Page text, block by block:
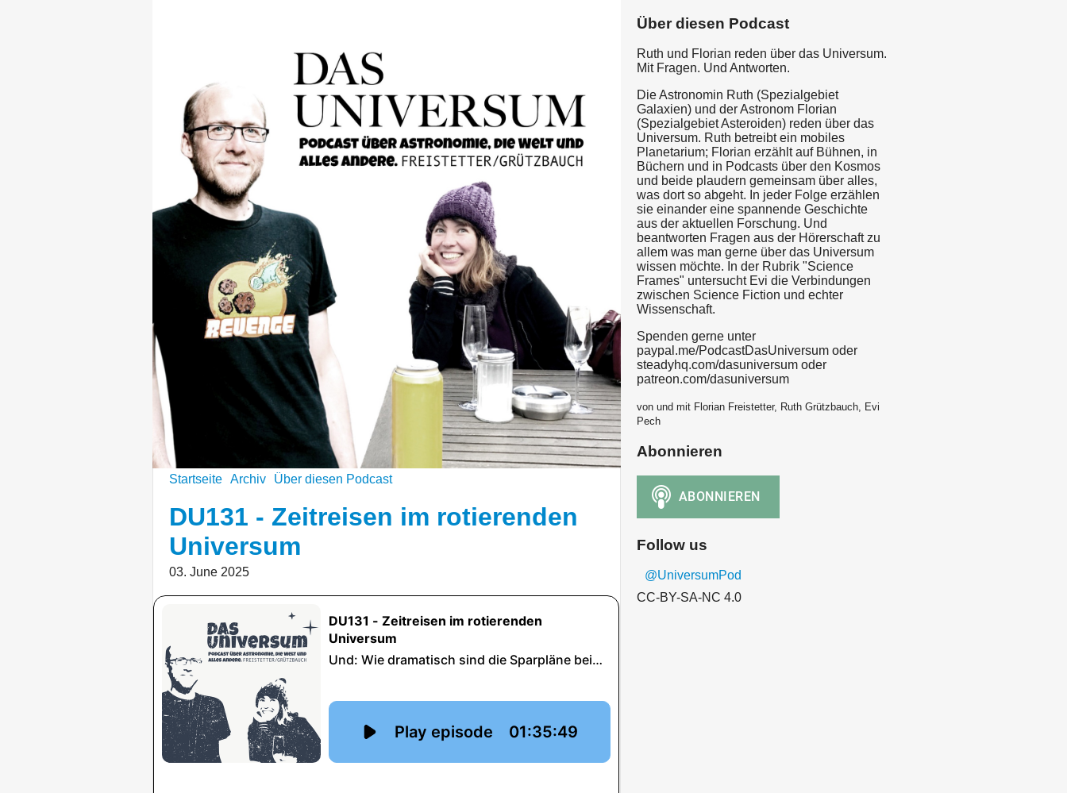
Startseite Archiv Über diesen Podcast
DU131 - Zeitreisen im rotierenden
Universum
03. June 2025
Über diesen Podcast
Ruth und Florian reden über das Universum.
Mit Fragen. Und Antworten.
Die Astronomin Ruth (Spezialgebiet
Galaxien) und der Astronom Florian
(Spezialgebiet Asteroiden) reden über das
Universum. Ruth betreibt ein mobiles
Planetarium; Florian erzählt auf Bühnen, in
Büchern und in Podcasts über den Kosmos
und beide plaudern gemeinsam über alles,
was dort so abgeht. In jeder Folge erzählen
sie einander eine spannende Geschichte
aus der aktuellen Forschung. Und
beantworten Fragen aus der Hörerschaft zu
allem was man gerne über das Universum
wissen möchte. In der Rubrik "Science
Frames" untersucht Evi die Verbindungen
zwischen Science Fiction und echter
Wissenschaft.
Spenden gerne unter
paypal.me/PodcastDasUniversum oder
steadyhq.com/dasuniversum oder
patreon.com/dasuniversum
von und mit Florian Freistetter, Ruth Grützbauch, Evi
Pech
Abonnieren
Follow us
@UniversumPod
CC-BY-SA-NC 4.0